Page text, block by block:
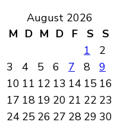
August 2026
M D M D F S
S
1
2
3
4 5 6 7 8
9
10 11 12 13 14 15 16
17 18 19 20 21 22 23
24 25 26 27 28 29 30